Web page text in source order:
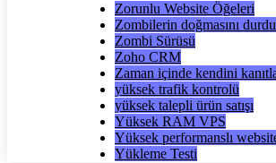
Zorunlu Website Öğeleri
Zombilerin doğmasını
Zombi Sürüsü
Zoho CRM
Zaman içinde kendini
yüksek trafik kontrolü
yüksek talepli ürün satışı
Yüksek RAM VPS
Yüksek performanslı
Yükleme Testi